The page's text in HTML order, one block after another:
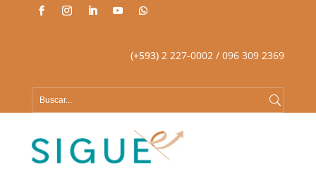
(+593)2 227-0002 / 096 309 2369